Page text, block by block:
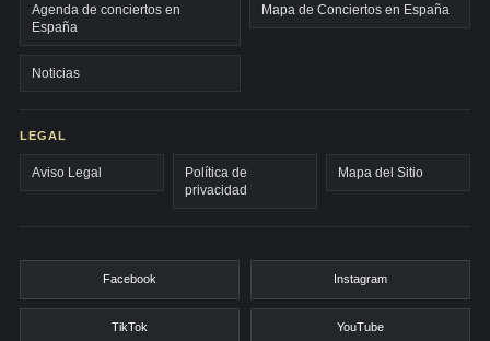
Agenda de conciertos en
España
Mapa de Conciertos en España
Noticias
LEGAL
Aviso Legal
Política de
privacidad
Mapa del Sitio
Facebook Instagram
TikTok YouTube